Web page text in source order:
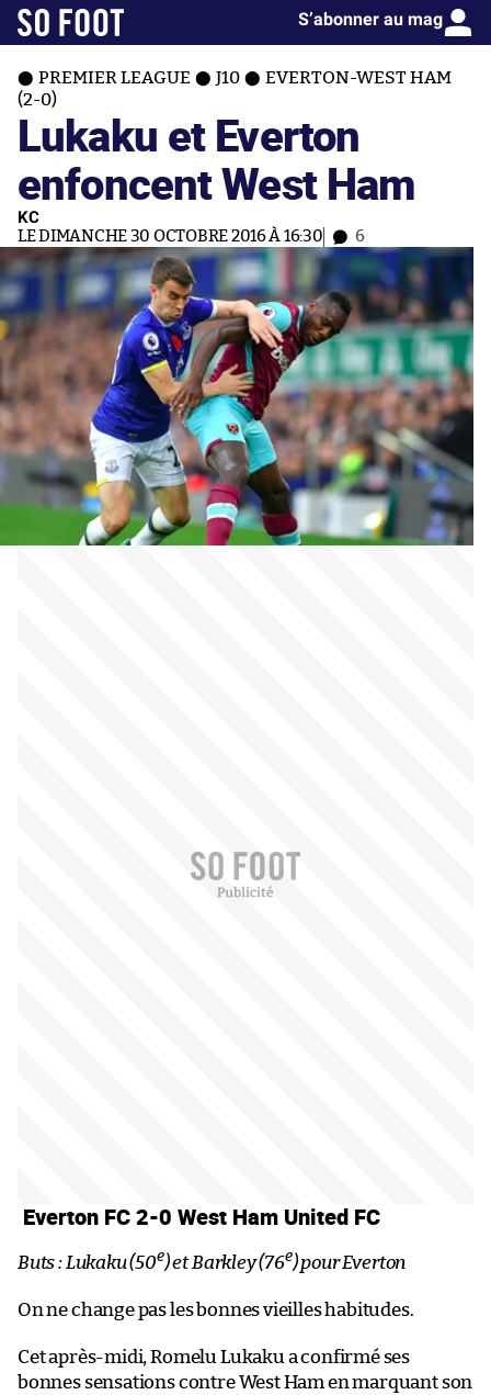
S’abonner au mag
PREMIER LEAGUE J10
EVERTON-WEST HAM
(2-0)
Lukaku et Everton
enfoncent West Ham
KC
LE DIMANCHE 30 OCTOBRE 2016 À 16:30 6
Everton FC 2-0 West Ham United FC
Buts : Lukaku (50e) et Barkley (76e) pour Everton
On ne change pas les bonnes vieilles habitudes.
Cet après-midi, Romelu Lukaku a confirmé ses
bonnes sensations contre West Ham en marquant son